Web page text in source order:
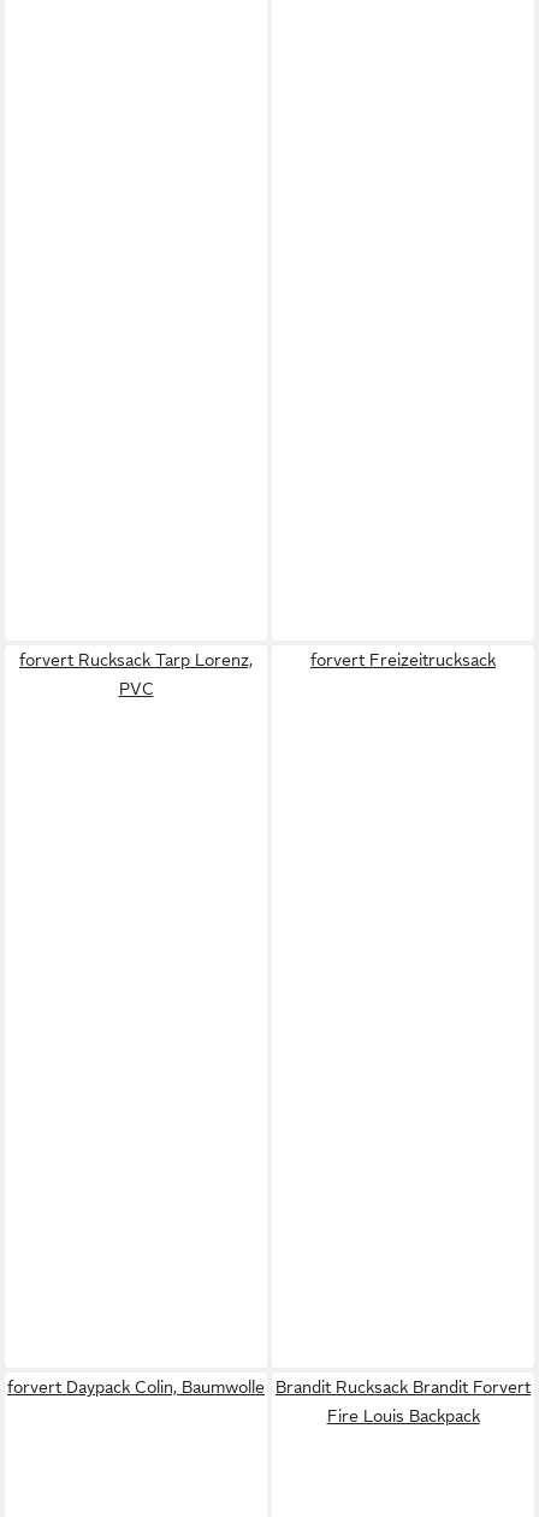
forvert Rucksack Tarp Lorenz,
PVC
forvert Freizeitrucksack
forvert Daypack Colin, Baumwolle
Brandit Rucksack Brandit Forvert
Fire Louis Backpack